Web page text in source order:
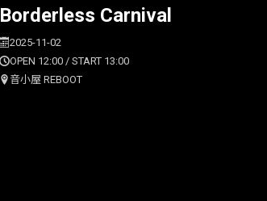
Borderless Carnival
2025-11-02
OPEN 12:00 / START 13:00
音小屋 REBOOT